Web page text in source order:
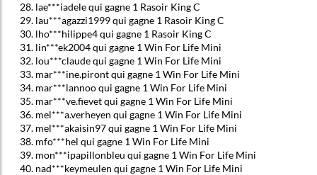
lae***iadele qui gagne 1 Rasoir King C
lau***agazzi1999 qui gagne 1 Rasoir King C
lho***hilippe4 qui gagne 1 Rasoir King C
lin***ek2004 qui gagne 1 Win For Life Mini
lou***claude qui gagne 1 Win For Life Mini
mar***ine.piront qui gagne 1 Win For Life Mini
mar***lannoo qui gagne 1 Win For Life Mini
mar***ve.fievet qui gagne 1 Win For Life Mini
mel***a.verheyen qui gagne 1 Win For Life Mini
mel***akaisin97 qui gagne 1 Win For Life Mini
mfo***hel qui gagne 1 Win For Life Mini
mon***ipapillonbleu qui gagne 1 Win For Life Mini
nad***keymeulen qui gagne 1 Win For Life Mini